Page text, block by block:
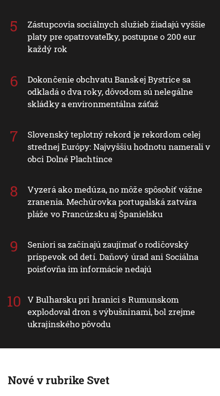
Zástupcovia sociálnych služieb žiadajú vyššie
platy pre opatrovateľky, postupne o 200 eur
každý rok
Dokončenie obchvatu Banskej Bystrice sa
odkladá o dva roky, dôvodom sú nelegálne
skládky a environmentálna záťaž
Slovenský teplotný rekord je rekordom celej
strednej Európy: Najvyššiu hodnotu namerali v
obci Dolné Plachtince
Vyzerá ako medúza, no môže spôsobiť vážne
zranenia. Mechúrovka portugalská zatvára
pláže vo Francúzsku aj Španielsku
Seniori sa začínajú zaujímať o rodičovský
príspevok od detí. Daňový úrad ani Sociálna
poisťovňa im informácie nedajú
V Bulharsku pri hranici s Rumunskom
explodoval dron s výbušninami, bol zrejme
ukrajinského pôvodu
Nové v rubrike Svet